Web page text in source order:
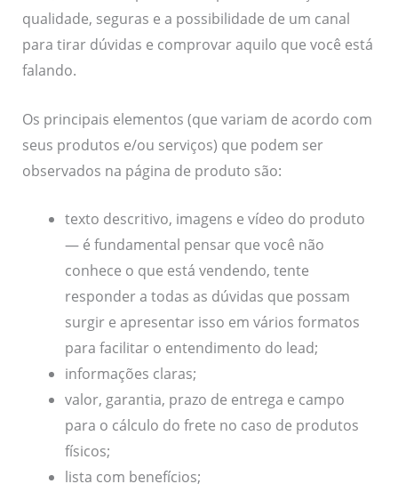
qualidade, seguras e a possibilidade de um canal
para tirar dúvidas e comprovar aquilo que você está
falando.
Os principais elementos (que variam de acordo com
seus produtos e/ou serviços) que podem ser
observados na página de produto são:
texto descritivo, imagens e vídeo do produto
— é fundamental pensar que você não
conhece o que está vendendo, tente
responder a todas as dúvidas que possam
surgir e apresentar isso em vários formatos
para facilitar o entendimento do lead;
informações claras;
valor, garantia, prazo de entrega e campo
para o cálculo do frete no caso de produtos
físicos;
lista com benefícios;